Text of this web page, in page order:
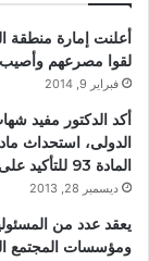
لقوا مصرعهم وأصيب 130 آخرون باختناقات إثر
فبراير 9, 2014
أكد الدكتور مفيد
الدولى، استحداث
المادة 93 للتأكيد على احترام مصر
ديسمبر 28, 2013
يعقد عدد من
ومؤسسات المجتمع